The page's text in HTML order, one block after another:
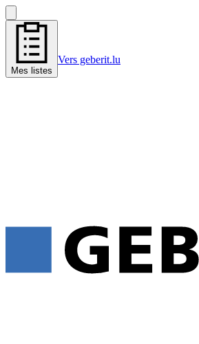
Mes listes
Vers geberit.lu